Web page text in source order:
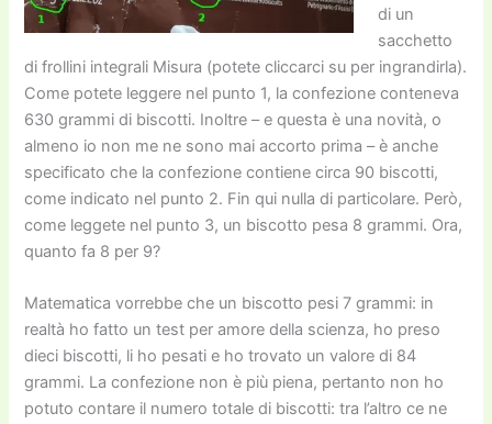
di un
sacchetto
di frollini integrali Misura (potete cliccarci su per ingrandirla).
Come potete leggere nel punto 1, la confezione conteneva
630 grammi di biscotti. Inoltre – e questa è una novità, o
almeno io non me ne sono mai accorto prima – è anche
specificato che la confezione contiene circa 90 biscotti,
come indicato nel punto 2. Fin qui nulla di particolare. Però,
come leggete nel punto 3, un biscotto pesa 8 grammi. Ora,
quanto fa 8 per 9?
Matematica vorrebbe che un biscotto pesi 7 grammi: in
realtà ho fatto un test per amore della scienza, ho preso
dieci biscotti, li ho pesati e ho trovato un valore di 84
grammi. La confezione non è più piena, pertanto non ho
potuto contare il numero totale di biscotti: tra l’altro ce ne